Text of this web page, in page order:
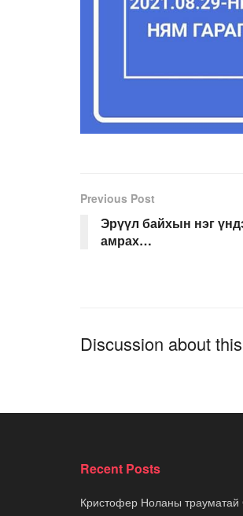
Previous Post
Эрүүл байхын нэг
амрах…
Discussion about
Recent Posts
Кристофер Ноланы трауматай